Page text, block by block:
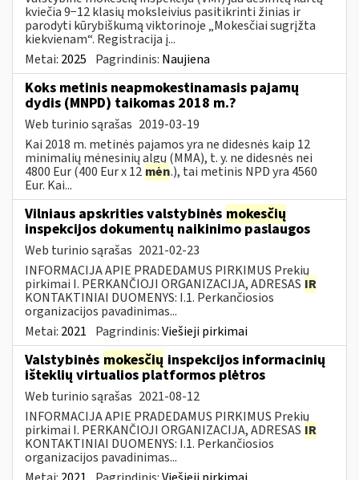
kviečia 9−12 klasių moksleivius pasitikrinti žinias ir
parodyti kūrybiškumą viktorinoje „Mokesčiai sugrįžta
kiekvienam“. Registracija į...
Metai: 2025 Pagrindinis: Naujiena
Koks metinis neapmokestinamasis pajamų
dydis (MNPD) taikomas 2018 m.?
Web turinio sąrašas 2019-03-19
Kai 2018 m. metinės pajamos yra ne didesnės kaip 12
minimalių mėnesinių algų (MMA), t. y. ne didesnės nei
4800 Eur (400 Eur x 12 mėn.), tai metinis NPD yra 4560
Eur. Kai...
Vilniaus apskrities valstybinės mokesčių
inspekcijos dokumentų naikinimo paslaugos
Web turinio sąrašas 2021-02-23
INFORMACIJA APIE PRADEDAMUS PIRKIMUS Prekių
pirkimai I. PERKANČIOJI ORGANIZACIJA, ADRESAS IR
KONTAKTINIAI DUOMENYS: I.1. Perkančiosios
organizacijos pavadinimas...
Metai: 2021 Pagrindinis:Viešieji pirkimai
Valstybinės mokesčių inspekcijos informacinių
išteklių virtualios platformos plėtros
Web turinio sąrašas 2021-08-12
INFORMACIJA APIE PRADEDAMUS PIRKIMUS Prekių
pirkimai I. PERKANČIOJI ORGANIZACIJA, ADRESAS IR
KONTAKTINIAI DUOMENYS: I.1. Perkančiosios
organizacijos pavadinimas...